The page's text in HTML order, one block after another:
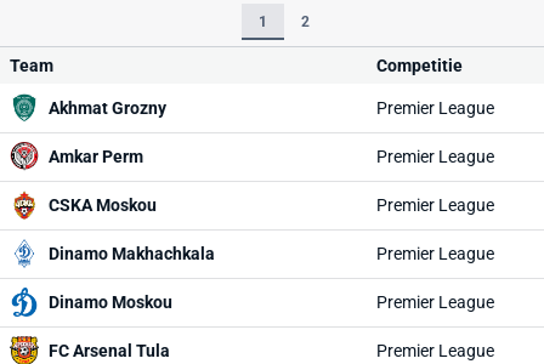
1 2
Team Competitie
Akhmat Grozny Premier League
Amkar Perm Premier League
CSKA Moskou Premier League
Dinamo Makhachkala Premier League
Dinamo Moskou Premier League
FC Arsenal Tula Premier League